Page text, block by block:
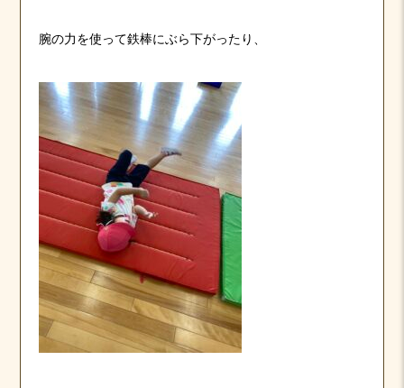
腕の力を使って鉄棒にぶら下がったり、